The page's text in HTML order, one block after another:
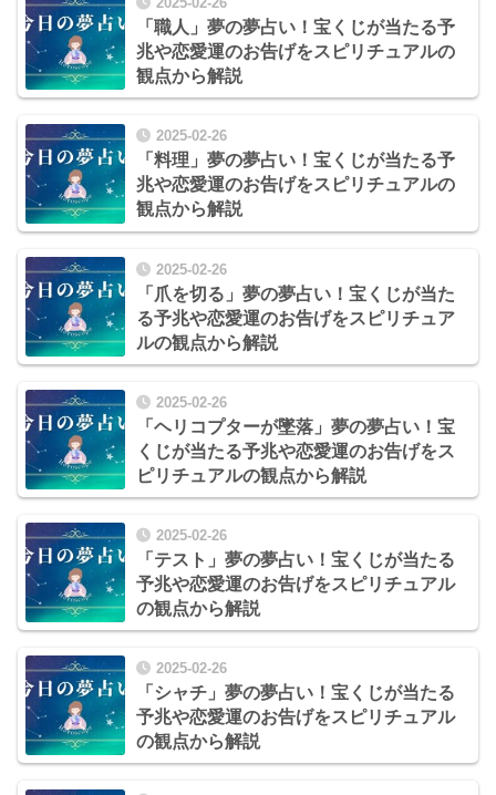
「職人」夢の夢占い！宝くじが当たる予
兆や恋愛運のお告げをスピリチュアルの
観点から解説
2025-02-26
「料理」夢の夢占い！宝くじが当たる予
兆や恋愛運のお告げをスピリチュアルの
観点から解説
2025-02-26
「爪を切る」夢の夢占い！宝くじが当た
る予兆や恋愛運のお告げをスピリチュア
ルの観点から解説
2025-02-26
「ヘリコプターが墜落」夢の夢占い！宝
くじが当たる予兆や恋愛運のお告げをス
ピリチュアルの観点から解説
2025-02-26
「テスト」夢の夢占い！宝くじが当たる
予兆や恋愛運のお告げをスピリチュアル
の観点から解説
2025-02-26
「シャチ」夢の夢占い！宝くじが当たる
予兆や恋愛運のお告げをスピリチュアル
の観点から解説